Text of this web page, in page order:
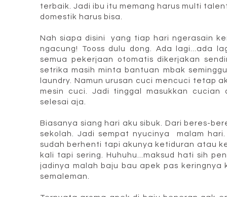
terbaik. Jadi ibu itu memang harus multi
domestik harus bisa.
Nah siapa disini yang tiap hari ngerasain
ngacung! Tooss dulu dong. Ada lagi...ada
semua pekerjaan otomatis dikerjakan
setrika masih minta bantuan mbak
laundry. Namun urusan cuci mencuci tetap
mesin cuci. Jadi tinggal masukkan
selesai aja.
Biasanya siang hari aku sibuk. Dari beres-
sekolah. Jadi sempat nyucinya malam
sudah berhenti tapi akunya ketiduran atau
kali tapi sering. Huhuhu...maksud hati sih
jadinya malah baju bau apek pas keringnya
semaleman.